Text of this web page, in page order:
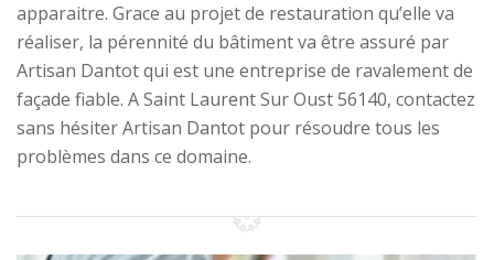
apparaitre. Grace au projet de restauration qu’elle va
réaliser, la pérennité du bâtiment va être assuré par
Artisan Dantot qui est une entreprise de ravalement de
façade fiable. A Saint Laurent Sur Oust 56140, contactez
sans hésiter Artisan Dantot pour résoudre tous les
problèmes dans ce domaine.